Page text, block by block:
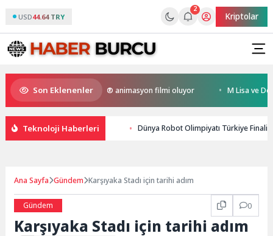
USD44.64 TRY
2
Kriptolar
Son Eklenenler
Kral Türkiye’nin ilk IMAX® animasyon filmi oluyor M Lisa ve Dolu
Teknoloji Haberleri Dünya Robot Olimpiyatı Türkiye
Ana Sayfa Gündem Karşıyaka Stadı için tarihi adım
Gündem 0
Karşıyaka Stadı için tarihi adım